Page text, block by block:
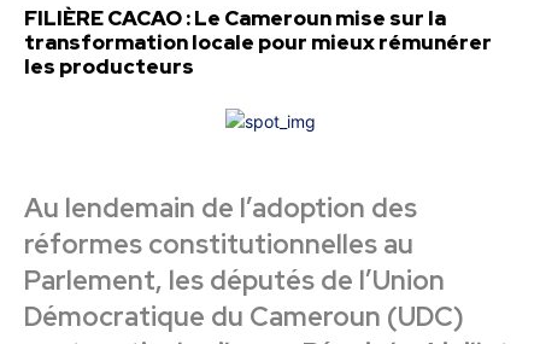
FILIÈRE CACAO : Le Cameroun mise sur la
transformation locale pour mieux rémunérer
les producteurs
Au lendemain de l’adoption des
réformes constitutionnelles au
Parlement, les députés de l’Union
Démocratique du Cameroun (UDC)